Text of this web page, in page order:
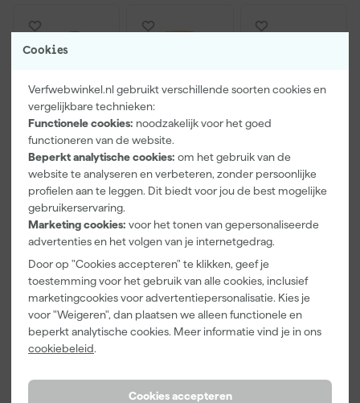
Cookies
Verfwebwinkel.nl gebruikt verschillende soorten cookies en
vergelijkbare technieken:
Functionele cookies: noodzakelijk voor het goed
functioneren van de website.
Beperkt analytische cookies: om het gebruik van de
website te analyseren en verbeteren, zonder persoonlijke
profielen aan te leggen. Dit biedt voor jou de best mogelijke
gebruikerservaring.
Marketing cookies: voor het tonen van gepersonaliseerde
advertenties en het volgen van je internetgedrag.
Door op "Cookies accepteren" te klikken, geef je
toestemming voor het gebruik van alle cookies, inclusief
marketingcookies voor advertentiepersonalisatie. Kies je
voor "Weigeren", dan plaatsen we alleen functionele en
beperkt analytische cookies. Meer informatie vind je in ons
cookiebeleid.
Cookies accepteren
Hoeveel verf moet ik kopen?
Je berekent hoeveel verf je nodig hebt door de oppervlakte te
delen door het rendement van deze verf. Het rendement van
deze verf is 8 m2 per liter. Dit is een theoretisch rendement. Je
hebt meer verf nodig als de ondergrond veel structuur heeft of
sterk zuigt. Ook over een donkere kleur of bij een volle kleur loopt
het verbruik verder op.
Wijzonol Muurverf voor Buiten Mat kopen bij Verfwebwinkel
Je koopt deze matte en weerbestendige buitenmuurverf voor
gevels en andere steenachtige ondergronden gemakkelijk bij
Verfwebwinkel. Deze verf wordt op kleur gemengd en kan niet
geretourneerd worden. Is er iets mis met de kleur neem dan
contact op met de klantenservice. Wil je zakelijk bestellen lees
dan verder over
Kip Tape
3307-24
Smooth-Tec
Afplaktape
Buitengebruik
50m
Morgen
bezorgd
5,28
incl. BTW
Kip Tape
3888-27
Washi Tape -
2,7 x 20m
Morgen
bezorgd
-12%
9,07
incl. BTW
Go!Paint Roll
And Go
12cm Roller -
0,5L + 5
Inzetbakken
Morgen
bezorgd
3,99
incl. BTW